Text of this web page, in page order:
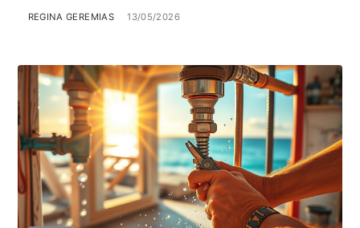
REGINA GEREMIAS 13/05/2026